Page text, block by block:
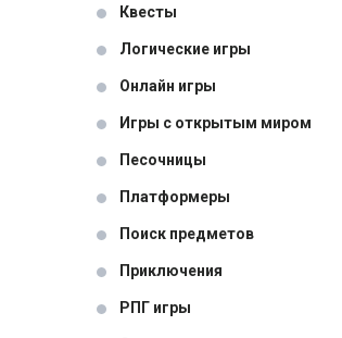
Квесты
Логические игры
Онлайн игры
Игры с открытым миром
Песочницы
Платформеры
Поиск предметов
Приключения
РПГ игры